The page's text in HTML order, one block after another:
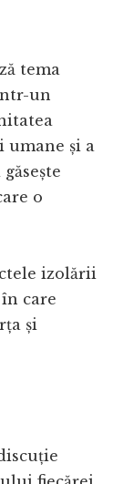
tema
un
umane și a
o
izolării
care
și